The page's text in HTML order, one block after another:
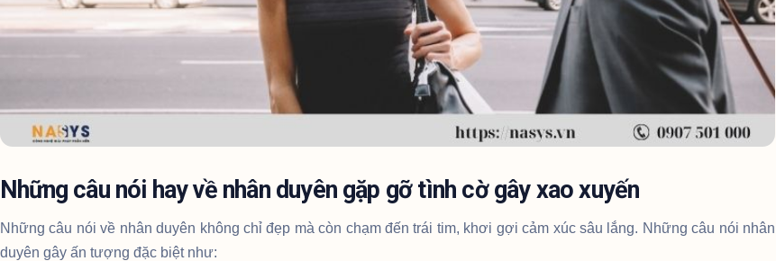
Những câu nói hay về nhân duyên gặp gỡ tình cờ gây xao xuyến
Những câu nói về nhân duyên không chỉ đẹp mà còn chạm đến trái tim, khơi gợi cảm xúc sâu lắng. Những câu nói nhân
duyên gây ấn tượng đặc biệt như: